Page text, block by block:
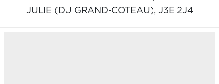
JULIE (DU GRAND-COTEAU), J3E 2J4